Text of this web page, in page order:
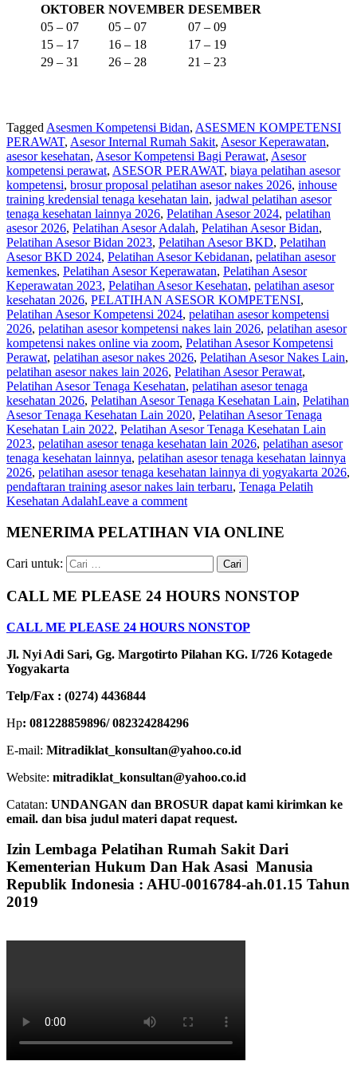
OKTOBER NOVEMBER DESEMBER
05 – 07
05 – 07
07 – 09
15 – 17
16 – 18
17 – 19
29 – 31
26 – 28 21 – 23
Tagged Asesmen Kompetensi Bidan, ASESMEN KOMPETENSI
PERAWAT, Asesor Internal Rumah Sakit, Asesor Keperawatan,
asesor kesehatan, Asesor Kompetensi Bagi Perawat, Asesor
kompetensi perawat, ASESOR PERAWAT, biaya pelatihan asesor
kompetensi, brosur proposal pelatihan asesor nakes 2026, inhouse
training kredensial tenaga kesehatan lain, jadwal pelatihan asesor
tenaga kesehatan lainnya 2026, Pelatihan Asesor 2024, pelatihan
asesor 2026, Pelatihan Asesor Adalah, Pelatihan Asesor Bidan,
Pelatihan Asesor Bidan 2023, Pelatihan Asesor BKD, Pelatihan
Asesor BKD 2024, Pelatihan Asesor Kebidanan, pelatihan asesor
kemenkes, Pelatihan Asesor Keperawatan, Pelatihan Asesor
Keperawatan 2023, Pelatihan Asesor Kesehatan, pelatihan asesor
kesehatan 2026, PELATIHAN ASESOR KOMPETENSI,
Pelatihan Asesor Kompetensi 2024, pelatihan asesor kompetensi
2026, pelatihan asesor kompetensi nakes lain 2026, pelatihan asesor
kompetensi nakes online via zoom, Pelatihan Asesor Kompetensi
Perawat, pelatihan asesor nakes 2026, Pelatihan Asesor Nakes Lain,
pelatihan asesor nakes lain 2026, Pelatihan Asesor Perawat,
Pelatihan Asesor Tenaga Kesehatan, pelatihan asesor tenaga
kesehatan 2026, Pelatihan Asesor Tenaga Kesehatan Lain, Pelatihan
Asesor Tenaga Kesehatan Lain 2020, Pelatihan Asesor Tenaga
Kesehatan Lain 2022, Pelatihan Asesor Tenaga Kesehatan Lain
2023, pelatihan asesor tenaga kesehatan lain 2026, pelatihan asesor
tenaga kesehatan lainnya, pelatihan asesor tenaga kesehatan lainnya
2026, pelatihan asesor tenaga kesehatan lainnya di yogyakarta 2026,
pendaftaran training asesor nakes lain terbaru, Tenaga Pelatih
Kesehatan AdalahLeave a comment
MENERIMA PELATIHAN VIA ONLINE
Cari untuk:
CALL ME PLEASE 24 HOURS NONSTOP
CALL ME PLEASE 24 HOURS NONSTOP
Jl. Nyi Adi Sari, Gg. Margotirto Pilahan KG. I/726 Kotagede
Yogyakarta
Telp/Fax : (0274) 4436844
Hp: 081228859896/ 082324284296
E-mail: Mitradiklat_konsultan@yahoo.co.id
Website: mitradiklat_konsultan@yahoo.co.id
Catatan: UNDANGAN dan BROSUR dapat kami kirimkan ke
email. dan bisa judul materi dapat request.
Izin Lembaga Pelatihan Rumah Sakit Dari
Kementerian Hukum Dan Hak Asasi Manusia
Republik Indonesia : AHU-0016784-ah.01.15 Tahun
2019